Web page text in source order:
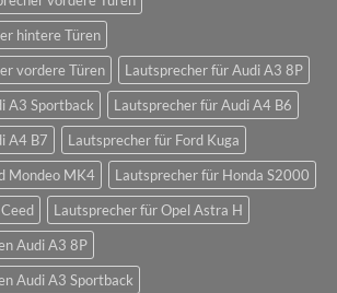
hintere Türen
vordere Türen
Lautsprecher für Audi A3 8P
A3 Sportback
Lautsprecher für Audi A4 B6
A4 B7
Lautsprecher für Ford Kuga
Mondeo MK4
Lautsprecher für Honda S2000
Lautsprecher für Opel Astra H
Audi A3 8P
Audi A3 Sportback